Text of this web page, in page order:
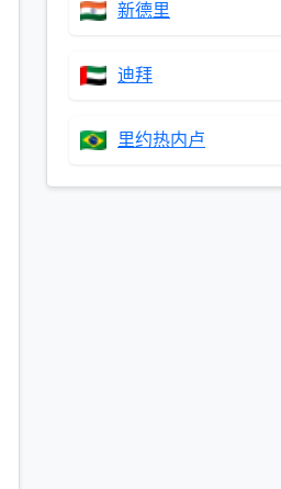
新德里
迪拜
里约热内卢